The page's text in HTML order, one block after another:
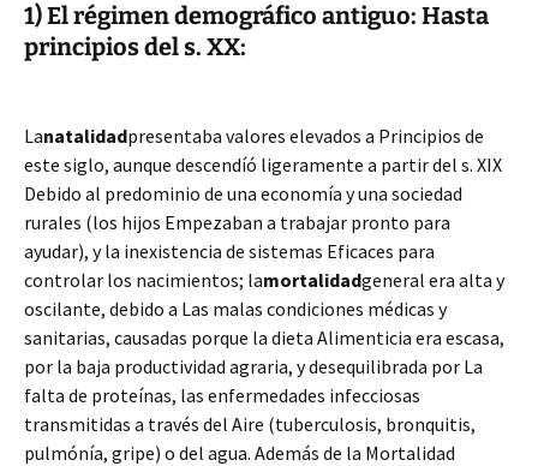
1) El régimen demográfico antiguo: Hasta
principios del s. XX:
Lanatalidadpresentaba valores elevados a Principios de
este siglo, aunque descendíó ligeramente a partir del s. XIX
Debido al predominio de una economía y una sociedad
rurales (los hijos Empezaban a trabajar pronto para
ayudar), y la inexistencia de sistemas Eficaces para
controlar los nacimientos; lamortalidadgeneral era alta y
oscilante, debido a Las malas condiciones médicas y
sanitarias, causadas porque la dieta Alimenticia era escasa,
por la baja productividad agraria, y desequilibrada por La
falta de proteínas, las enfermedades infecciosas
transmitidas a través del Aire (tuberculosis, bronquitis,
pulmónía, gripe) o del agua. Además de la Mortalidad